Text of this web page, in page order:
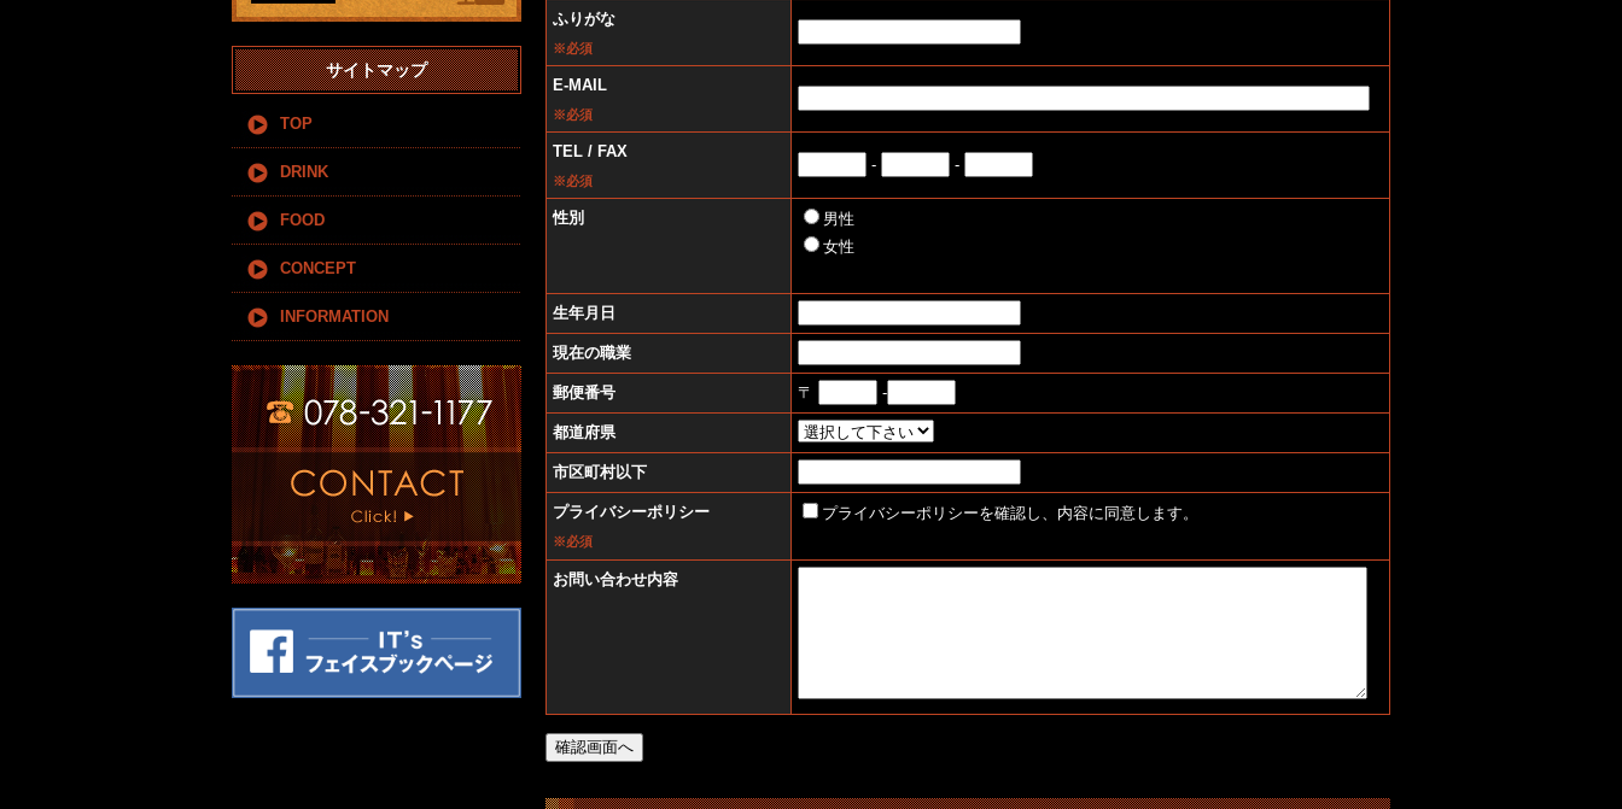
サイトマップ
TOP
DRINK
FOOD
CONCEPT
INFORMATION
ふりがな
※必須
E-MAIL
※必須
TEL / FAX
※必須
- -
性別
男性
女性
生年月日
現在の職業
郵便番号 〒 -
都道府県
市区町村以下
プライバシーポリシー
※必須
プライバシーポリシーを確認し、内容に同意します。
お問い合わせ内容